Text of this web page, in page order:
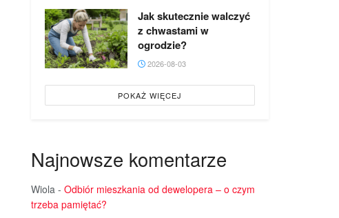
Jak skutecznie walczyć
z chwastami w
ogrodzie?
2026-08-03
POKAŻ WIĘCEJ
Najnowsze komentarze
Wiola - Odbiór mieszkania od dewelopera – o czym
trzeba pamiętać?